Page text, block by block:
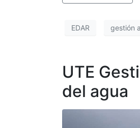
EDAR gestión
UTE
del agua